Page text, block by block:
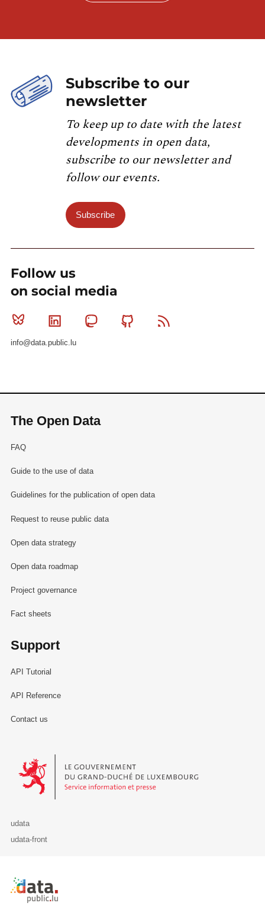
Subscribe to our
newsletter
To keep up to date with the latest
developments in open data,
subscribe to our newsletter and
follow our events.
Subscribe
Follow us
on social media
Bluesky Linkedin MastodonGithub
info@data.public.lu
The Open Data
FAQ
Guide to the use of data
Guidelines for the publication of open data
Request to reuse public data
Open data strategy
Open data roadmap
Project governance
Fact sheets
Support
API Tutorial
API Reference
Contact us
Le Gouvernement du Grand-Duché de Luxembourg - Service
udata
udata-front
Retour à l'accueil de data.public.lu